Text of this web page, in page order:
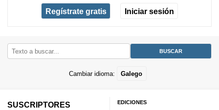
Regístrate gratis Iniciar sesión
Cambiar idioma: Galego
SUSCRIPTORES
EDICIONES